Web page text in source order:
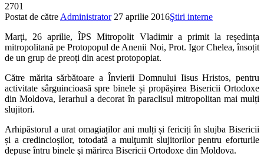
2701
Postat de către Administrator 27 aprilie 2016Ştiri interne
Marți, 26 aprilie, ÎPS Mitropolit Vladimir a primit la reședința
mitropolitană pe Protopopul de Anenii Noi, Prot. Igor Chelea, însoțit
de un grup de preoți din acest protopopiat.
Către mărita sărbătoare a Învierii Domnului Iisus Hristos, pentru
activitate sârguincioasă spre binele și propășirea Bisericii Ortodoxe
din Moldova, Ierarhul a decorat în paraclisul mitropolitan mai mulți
slujitori.
Arhipăstorul a urat omagiaților ani mulți și fericiți în slujba Bisericii
și a credincioșilor, totodată a mulţumit slujitorilor pentru eforturile
depuse întru binele şi mărirea Bisericii Ortodoxe din Moldova.